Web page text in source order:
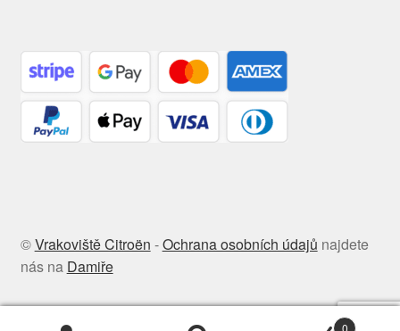
©Vrakoviště Citroën -Ochrana osobních údajů najdete
nás na Damiře
0